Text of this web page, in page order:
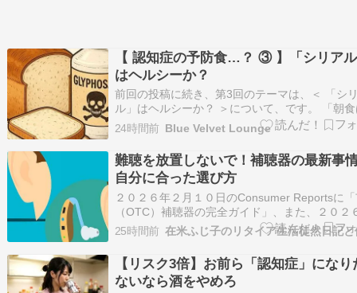
【 認知症の予防食…？ ③ 】「シリア
はヘルシーか？
前回の投稿に続き、第3回のテーマは、＜ 「シ
ル」はヘルシーか？ ＞について、です。 「朝
日の中で最も大切な食事です。」私たちは子ど
頃から、そう教えられてきました。特にシリア
グラノーラは、「食物繊維が豊富」「全粒穀物
ら健康的」「忙しい朝でも手軽に栄養が摂れる
24時間前 Blue Velvet Lounge
難聴を放置しないで！補聴器の最新事
自分に合った選び方
２０２６年２月１０日のConsumer Reportsに
（OTC）補聴器の完全ガイド」、また、２０２
２月１９日のConsumer Reportsに「補聴器の
先延ばしにすべきではない理由」という記事が
されていました。 加齢とともに「テレビの音量
きくなった」…
25時間前
【リスク3倍】お前ら「認知症」になり
ないなら酒をやめろ